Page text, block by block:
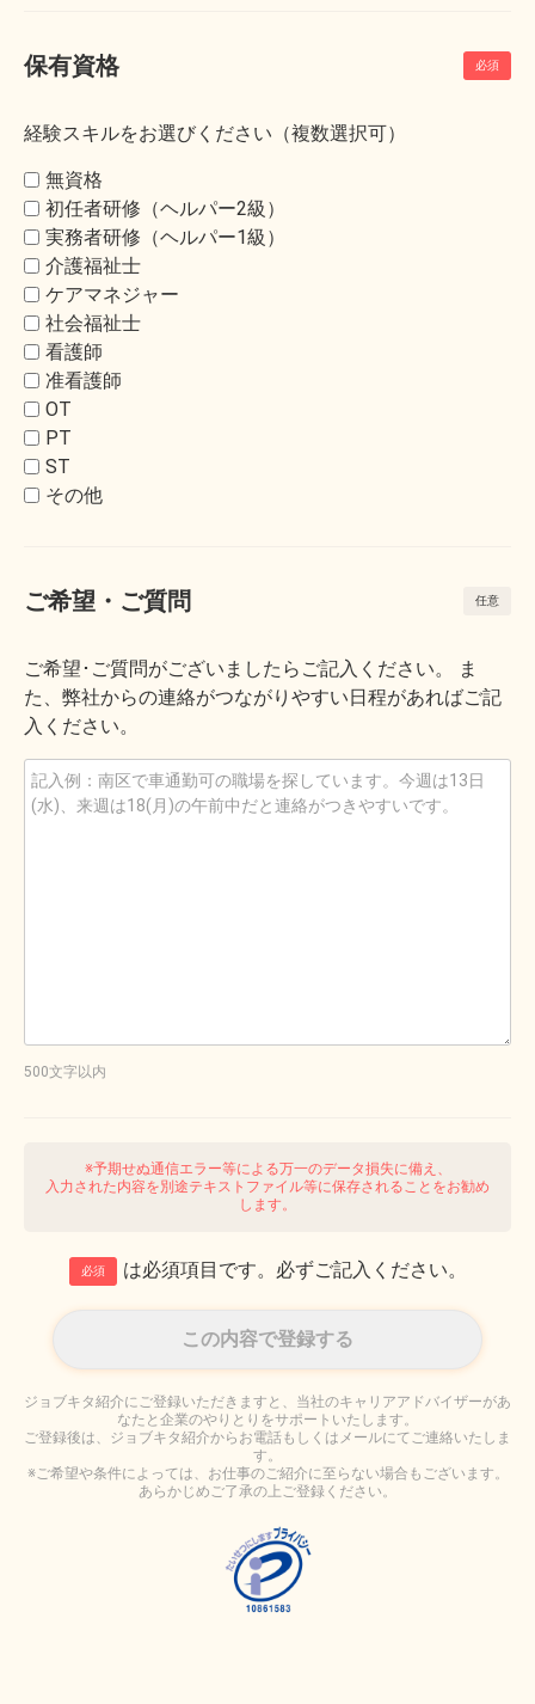
保有資格
経験スキルをお選びください（複数選択可）
無資格
初任者研修（ヘルパー2級）
実務者研修（ヘルパー1級）
介護福祉士
ケアマネジャー
社会福祉士
看護師
准看護師
OT
PT
ST
その他
ご希望・ご質問
ご希望･ご質問がございましたらご記入ください。 ま
た、弊社からの連絡がつながりやすい日程があればご記
入ください。
500文字以内
※予期せぬ通信エラー等による万一のデータ損失に備え、
入力された内容を別途テキストファイル等に保存されることをお勧め
します。
必須 は必須項目です。必ずご記入ください。
ジョブキタ紹介にご登録いただきますと、当社のキャリアアドバイザーがあ
なたと企業のやりとりをサポートいたします。
ご登録後は、ジョブキタ紹介からお電話もしくはメールにてご連絡いたしま
す。
※ご希望や条件によっては、お仕事のご紹介に至らない場合もございます。
あらかじめご了承の上ご登録ください。